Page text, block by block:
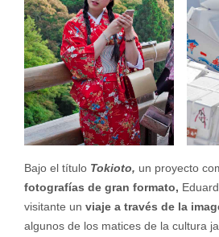
Bajo el título Tokioto, un proyecto
fotografías de gran formato,
visitante un viaje a través de la
algunos de los matices de la cultura